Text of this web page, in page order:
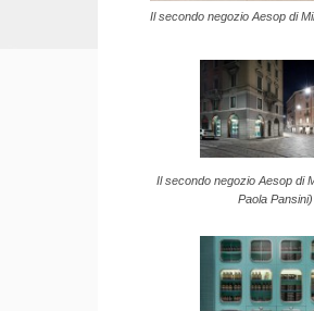
Il secondo negozio Aesop di
Il secondo negozio Aesop di
Paola Pansini)